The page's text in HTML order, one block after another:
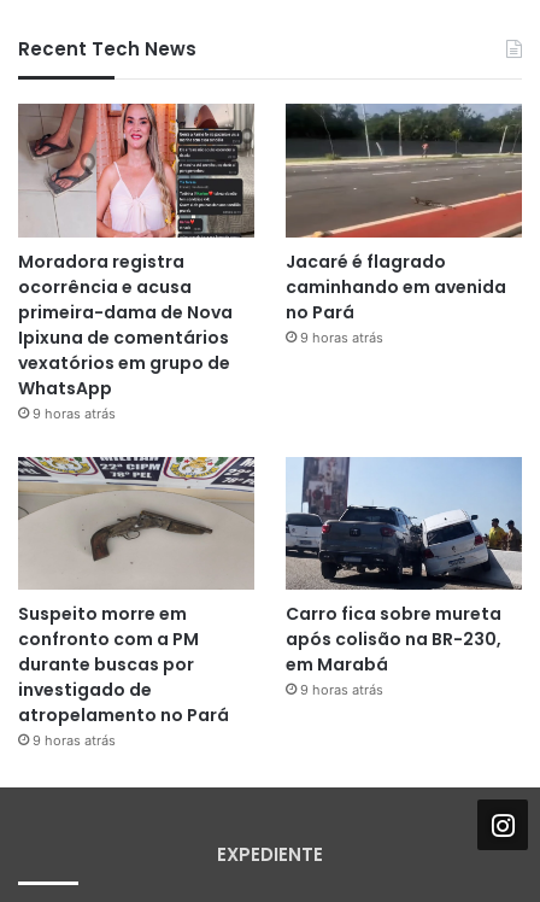
Recent Tech News
Moradora registra
ocorrência e acusa
primeira-dama de Nova
Ipixuna de comentários
vexatórios em grupo de
WhatsApp
9 horas atrás
Jacaré é flagrado
caminhando em avenida
no Pará
9 horas atrás
Suspeito morre em
confronto com a PM
durante buscas por
investigado de
atropelamento no Pará
9 horas atrás
Carro fica sobre mureta
após colisão na BR-230,
em Marabá
9 horas atrás
EXPEDIENTE